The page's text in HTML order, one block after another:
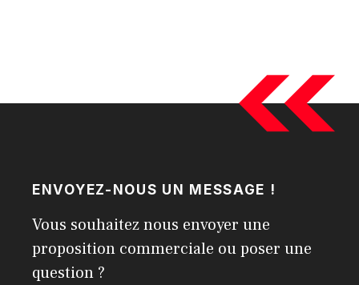
ENVOYEZ-NOUS UN MESSAGE !
Vous souhaitez nous envoyer une
proposition commerciale ou poser une
question ?